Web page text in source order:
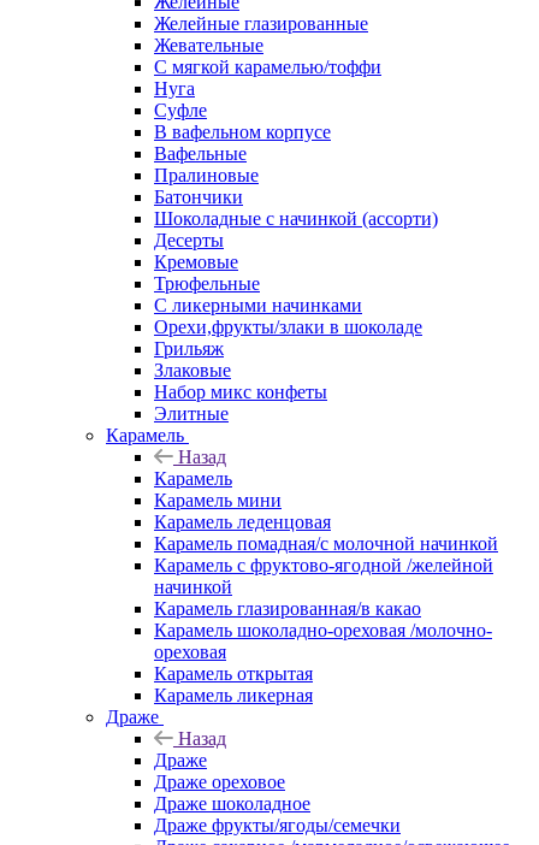
Желейные глазированные
Жевательные
С мягкой карамелью/тоффи
Нуга
Суфле
В вафельном корпусе
Вафельные
Пралиновые
Батончики
Шоколадные с начинкой (ассорти)
Десерты
Кремовые
Трюфельные
С ликерными начинками
Орехи,фрукты/злаки в шоколаде
Грильяж
Злаковые
Набор микс конфеты
Элитные
Карамель
Назад
Карамель
Карамель мини
Карамель леденцовая
Карамель помадная/с молочной начинкой
Карамель с фруктово-ягодной /желейной
начинкой
Карамель глазированная/в какао
Карамель шоколадно-ореховая /молочно-
ореховая
Карамель открытая
Карамель ликерная
Драже
Назад
Драже
Драже ореховое
Драже шоколадное
Драже фрукты/ягоды/семечки